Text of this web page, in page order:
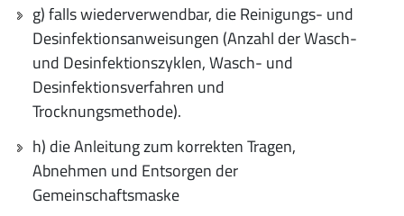
g) falls wiederverwendbar, die Reinigungs- und
Desinfektionsanweisungen (Anzahl der Wasch-
und Desinfektionszyklen, Wasch- und
Desinfektionsverfahren und
Trocknungsmethode).
h) die Anleitung zum korrekten Tragen,
Abnehmen und Entsorgen der
Gemeinschaftsmaske